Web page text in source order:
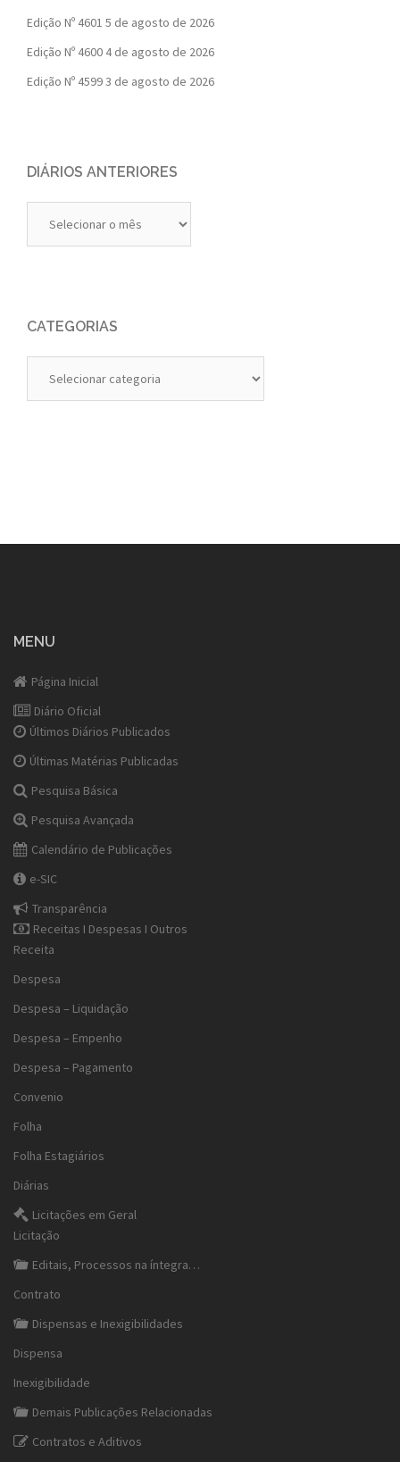
Edição Nº 4601 5 de agosto de 2026
Edição Nº 4600 4 de agosto de 2026
Edição Nº 45993 de agosto de 2026
DIÁRIOS ANTERIORES
Anteriores
CATEGORIAS
MENU
Página Inicial
Diário Oficial
Últimos Diários Publicados
Últimas Matérias Publicadas
Pesquisa Básica
Pesquisa Avançada
Calendário de Publicações
e-SIC
Transparência
Receitas I Despesas I Outros
Receita
Despesa
Despesa – Liquidação
Despesa – Empenho
Despesa – Pagamento
Convenio
Folha
Folha Estagiários
Diárias
Licitações em Geral
Licitação
Editais, Processos na íntegra…
Contrato
Dispensas e Inexigibilidades
Dispensa
Inexigibilidade
Demais Publicações Relacionadas
Contratos e Aditivos